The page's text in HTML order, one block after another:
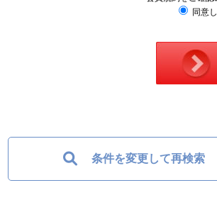
同意
条件を変更して再検索